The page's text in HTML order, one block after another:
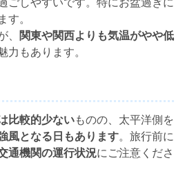
。
関東や関西よりも気温がやや低
もあります。
比較的少ないものの、太平洋側を
風となる日もあります。旅行前に
通機関の運行状況にご注意くださ